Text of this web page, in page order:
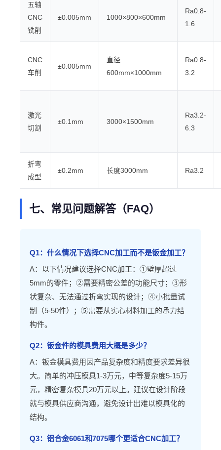
五轴
CNC
铣削
±0.005mm 1000×800×600mm
Ra0.8-
1.6
CNC
车削
±0.005mm
直径
600mm×1000mm
Ra0.8-
3.2
激光
切割
±0.1mm 3000×1500mm
Ra3.2-
6.3
折弯
成型
±0.2mm 长度3000mm Ra3.2
七、常见问题解答（FAQ）
Q1：什么情况下选择CNC加工而不是钣金加工？
A：以下情况建议选择CNC加工：①壁厚超过
5mm的零件；②需要精密公差的功能尺寸；③形
状复杂、无法通过折弯实现的设计；④小批量试
制（5-50件）；⑤需要从实心材料加工的承力结
构件。
Q2：钣金件的模具费用大概是多少？
A：钣金模具费用因产品复杂度和精度要求差异很
大。简单的冲压模具1-3万元，中等复杂度5-15万
元，精密复杂模具20万元以上。建议在设计阶段
就与模具供应商沟通，避免设计出难以模具化的
结构。
Q3：铝合金6061和7075哪个更适合CNC加工？